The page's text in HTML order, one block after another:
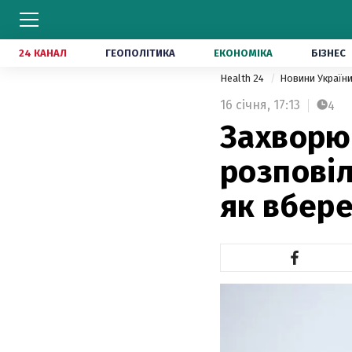
24 КАНАЛ ГЕОПОЛІТИКА ЕКОНОМІКА БІЗНЕС
Health 24 Новини
16 січня, 17:13 4
як